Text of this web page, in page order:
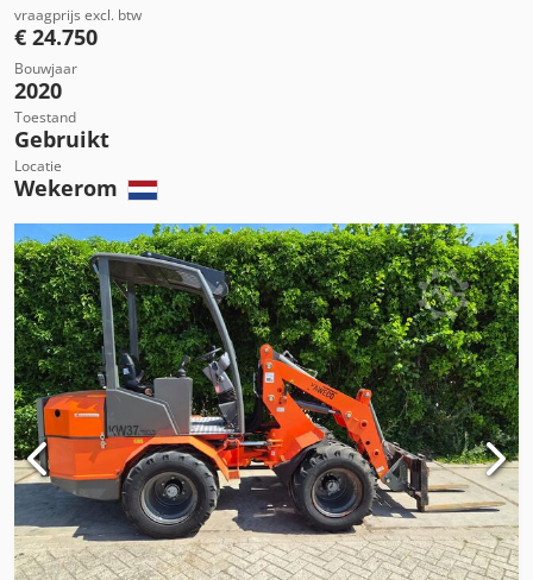
vraagprijs excl. btw
€ 24.750
Bouwjaar
2020
Toestand
Gebruikt
Locatie
Wekerom